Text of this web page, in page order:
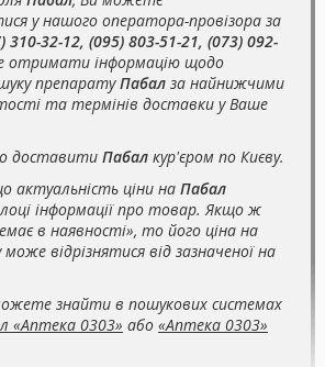
у нашого оператора-провізора за
310-32-12, (095) 803-51-21, (073) 092-
отримати інформацію щодо
препаратуПабал за найнижчими
та термінів доставки у Ваше
доставити Пабал кур'єром по Києву.
актуальність ціни на Пабал
інформації про товар. Якщо ж
в наявності», то його ціна на
відрізнятися від зазначеної на
знайти в пошукових системах
«Аптека 0303» або «Аптека 0303»